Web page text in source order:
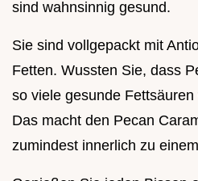
sind wahnsinnig gesund.
Sie sind vollgepackt mit
Fetten. Wussten Sie, dass
so viele gesunde
Das macht den Pecan
zumindest innerlich zu